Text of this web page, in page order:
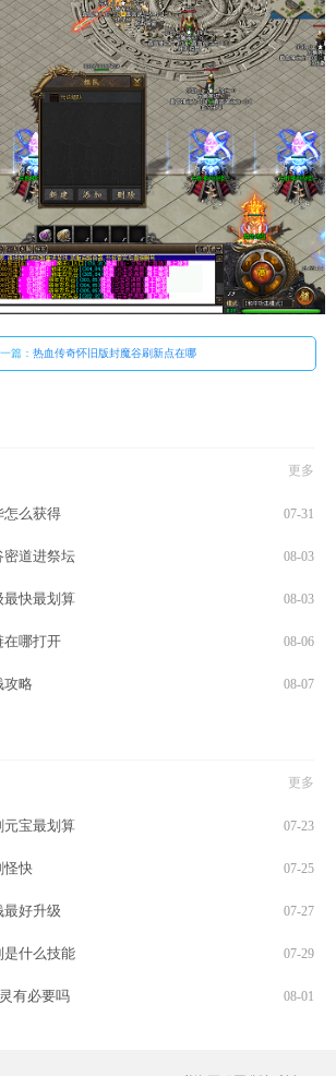
篇： 热血传奇怀旧版封魔谷刷新点在哪
更多
怎么获得 07-31
密道进祭坛 08-03
最快最划算 08-03
在哪打开 08-06
攻略 08-07
更多
元宝最划算 07-23
怪快 07-25
最好升级 07-27
是什么技能 07-29
有必要吗 08-01